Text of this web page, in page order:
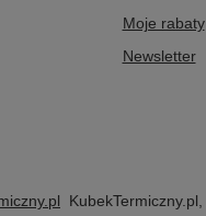
Moje rabaty
Newsletter
KubekTermiczny.pl